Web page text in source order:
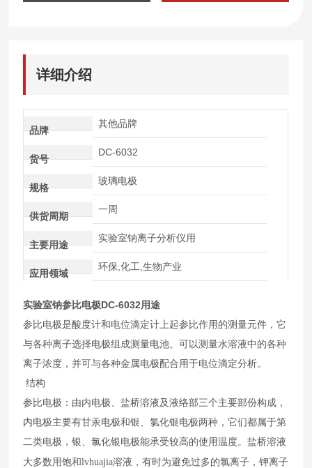
详细介绍
品牌
其他品牌
货号
DC-6032
规格
玻璃电极
供货周期
一周
主要用途
实验室钠离子分析仪用
应用领域
环保,化工,生物产业
实验室钠参比电极DC-6032用途
参比电极是酸度计和电位滴定计上起参比作用的测量元件，它
与各种离子选择电极组成测量电池。可以测量水溶液中的各种
离子浓度，并可与各种金属电极配合用于电位滴定分析。
结构
参比电极：由内电极、盐桥溶液及液络部三个主要部份构成，
内电极主要有甘汞电极和银、氯化银电极两种，它们都属于第
二类电极，银、氯化银电极能承受较高的使用温度。盐桥溶液
大多数用饱和lvhuajia溶液，有时为避免过多的氯离子，钾离子